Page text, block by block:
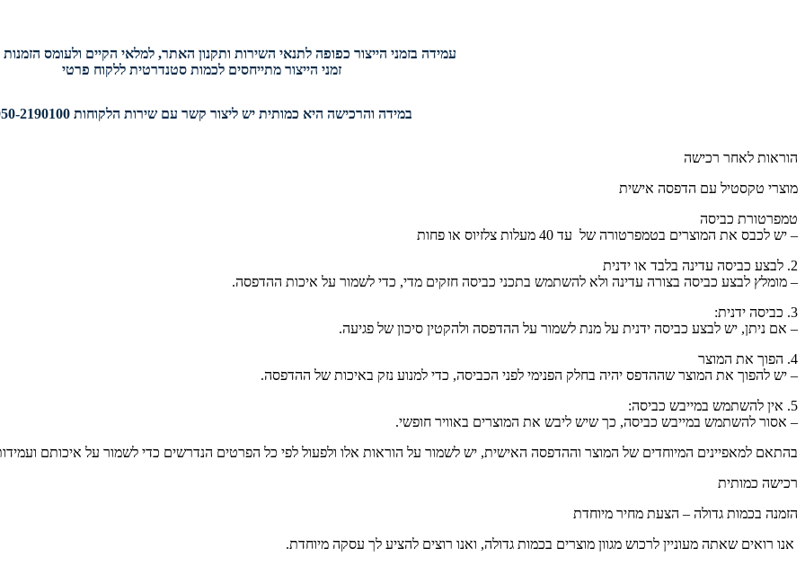
עמידה בזמני הייצור כפופה לתנאי השירות ותקנון האתר, למלאי הקיים ולעומס הזמנות
זמני הייצור מתייחסים לכמות סטנדרטית ללקוח פרטי
במידה והרכישה היא כמותית יש ליצור קשר עם שירות הלקוחות 050-2190100.
הוראות לאחר רכישה
מוצרי טקסטיל עם הדפסה אישית
טמפרטורת כביסה
– יש לכבס את המוצרים בטמפרטורה של עד 40 מעלות צלזיוס או פחות
2. לבצע כביסה עדינה בלבד או ידנית
– מומלץ לבצע כביסה בצורה עדינה ולא להשתמש בתכני כביסה חזקים מדי, כדי לשמור על איכות ההדפסה.
3. כביסה ידנית:
– אם ניתן, יש לבצע כביסה ידנית על מנת לשמור על ההדפסה ולהקטין סיכון של פגיעה.
4. הפוך את המוצר
– יש להפוך את המוצר שההדפס יהיה בחלק הפנימי לפני הכביסה, כדי למנוע נזק באיכות של ההדפסה.
5. אין להשתמש במייבש כביסה:
– אסור להשתמש במייבש כביסה, כך שיש ליבש את המוצרים באוויר חופשי.
בהתאם למאפיינים המיוחדים של המוצר וההדפסה האישית, יש לשמור על הוראות אלו ולפעול לפי כל הפרטים הנדרשים כדי לשמור על איכותם
רכישה כמותית
הזמנה בכמות גדולה – הצעת מחיר מיוחדת
אנו רואים שאתה מעוניין לרכוש מגוון מוצרים בכמות גדולה, ואנו רוצים להציע לך עסקה מיוחדת.